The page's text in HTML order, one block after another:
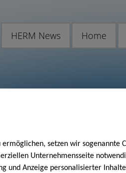
setzen wir
Unternehmensseite
und Anzeige personalisierter
HERM News Home